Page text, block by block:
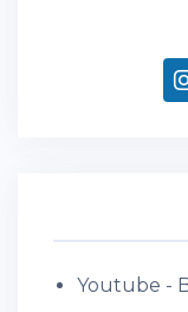
Youtube -